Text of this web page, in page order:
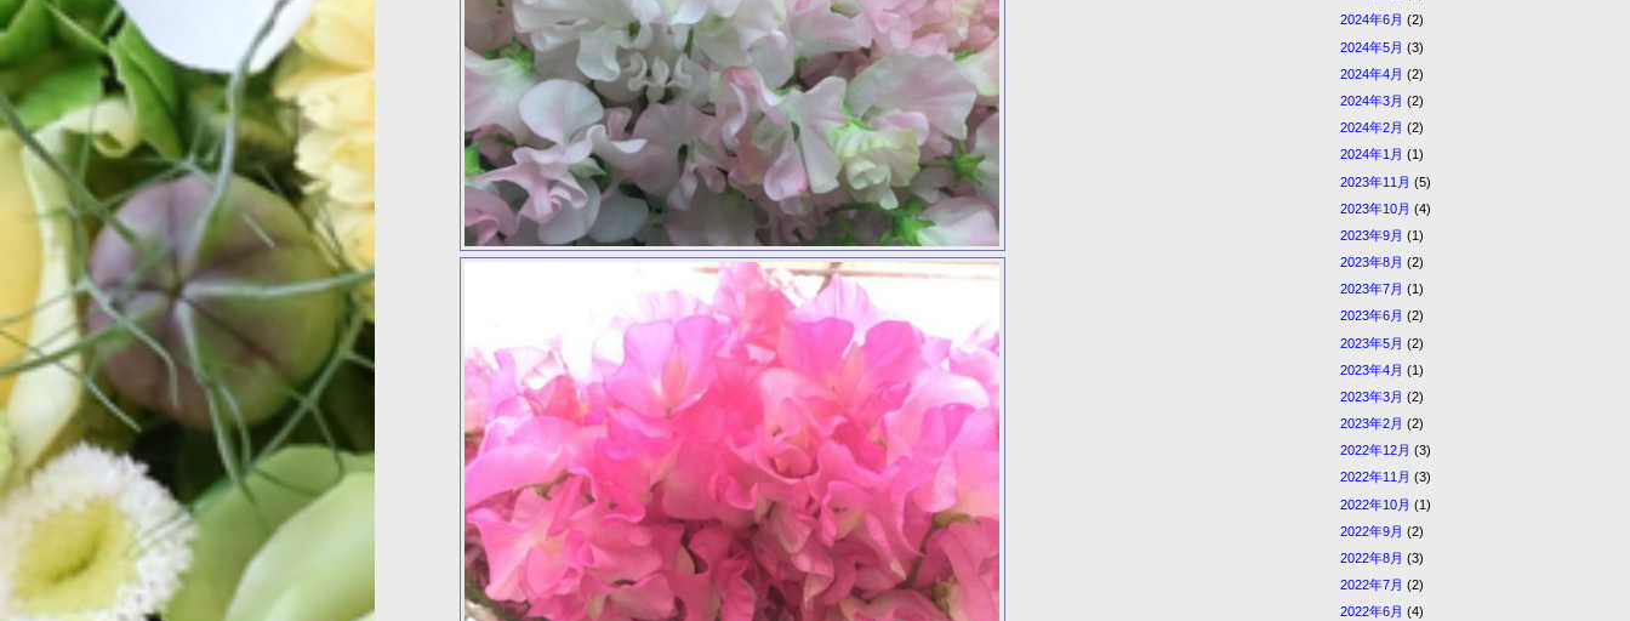
2024年6月 (2)
2024年5月 (3)
2024年4月 (2)
2024年3月 (2)
2024年2月 (2)
2024年1月 (1)
2023年11月 (5)
2023年10月 (4)
2023年9月 (1)
2023年8月 (2)
2023年7月 (1)
2023年6月 (2)
2023年5月 (2)
2023年4月 (1)
2023年3月 (2)
2023年2月 (2)
2022年12月 (3)
2022年11月 (3)
2022年10月 (1)
2022年9月 (2)
2022年8月 (3)
2022年7月 (2)
2022年6月 (4)